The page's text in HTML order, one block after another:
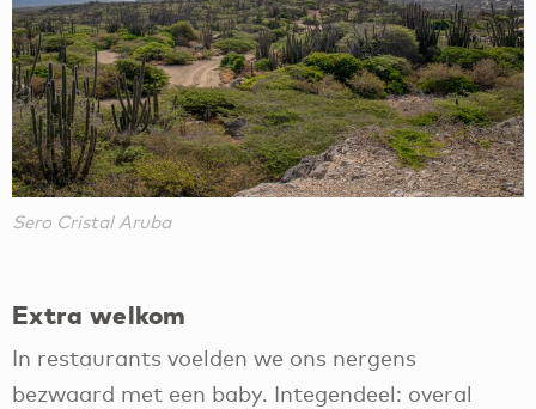
Sero Cristal Aruba
Extra welkom
In restaurants voelden we ons nergens
bezwaard met een baby. Integendeel: overal